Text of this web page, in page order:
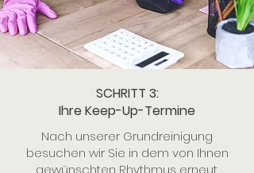
SCHRITT 3:
Ihre Keep-Up-Termine
Nach unserer Grundreinigung
besuchen wir Sie in dem von Ihnen
gewünschten Rhythmus erneut.